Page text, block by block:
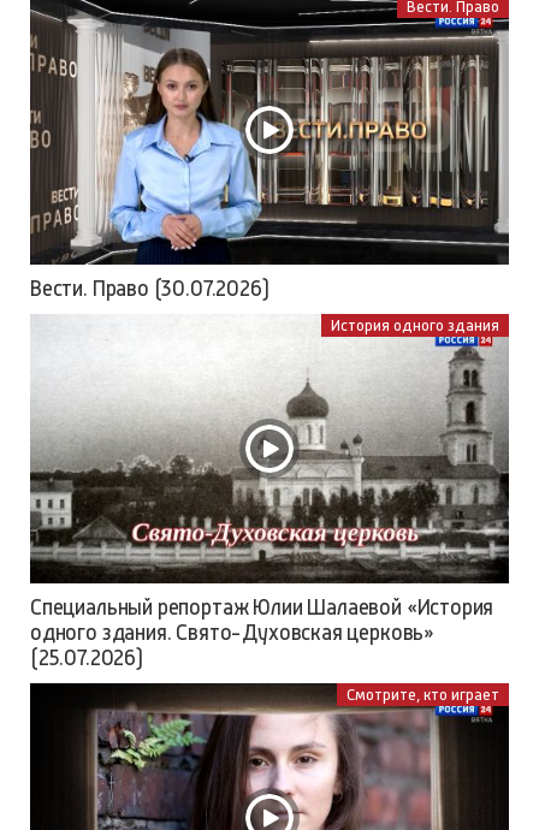
Вести. Право
Вести. Право (30.07.2026)
История одного здания
Специальный репортаж Юлии Шалаевой «История
одного здания. Свято-Духовская церковь»
(25.07.2026)
Смотрите, кто играет